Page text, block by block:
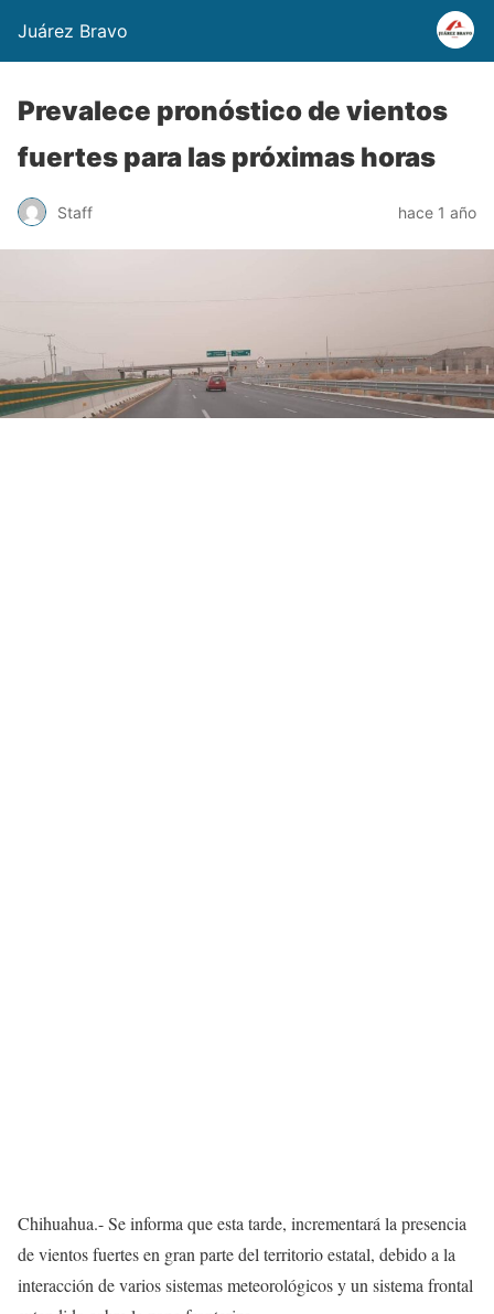
Juárez Bravo
Prevalece pronóstico de vientos
fuertes para las próximas horas
Staff hace 1 año
Chihuahua.- Se informa que esta tarde, incrementará la presencia
de vientos fuertes en gran parte del territorio estatal, debido a la
interacción de varios sistemas meteorológicos y un sistema frontal